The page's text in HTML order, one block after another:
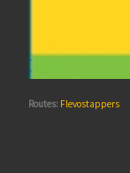
Routes: Flevostappers